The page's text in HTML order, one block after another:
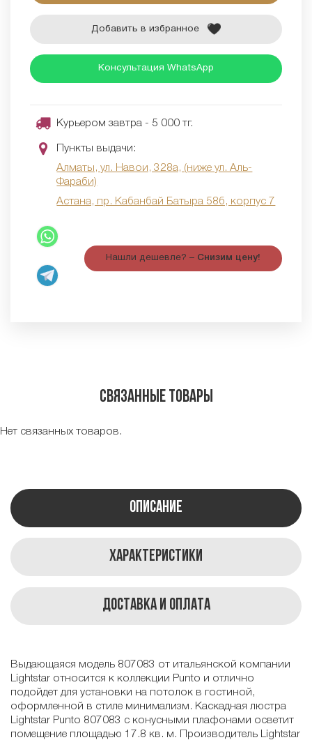
Добавить в избранное
Консультация WhatsApp
Курьером завтра - 5 000 тг.
Пункты выдачи:
Алматы, ул. Навои, 328а, (ниже ул. Аль-
Фараби)
Астана, пр. Кабанбай Батыра 58б, корпус 7
Нашли дешевле? – Снизим цену!
Связанные товары
Нет связанных товаров.
Описание
Характеристики
Доставка и оплата
Выдающаяся модель 807083 от итальянской компании
Lightstar относится к коллекции Punto и отлично
подойдет для установки на потолок в гостиной,
оформленной в стиле минимализм. Каскадная люстра
Lightstar Punto 807083 с конусными плафонами осветит
помещение площадью 17.8 кв. м. Производитель Lightstar